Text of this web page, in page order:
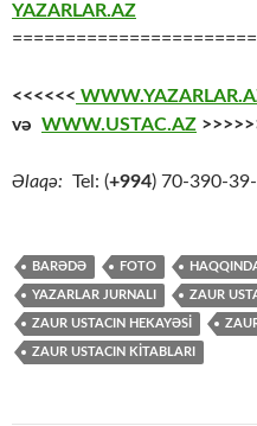
YAZARLAR.AZ
<<<<<<
və WWW.USTAC.AZ
Əlaqə: Tel: (+994) 70-390-
BARƏDƏ FOTO
YAZARLAR JURNALI ZAUR
ZAUR USTACIN HEKAYƏSİ
ZAUR USTACIN KİTABLARI